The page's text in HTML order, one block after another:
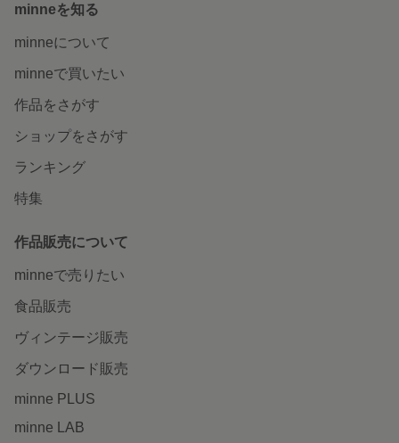
minneを知る
minneについて
minneで買いたい
作品をさがす
ショップをさがす
ランキング
特集
作品販売について
minneで売りたい
食品販売
ヴィンテージ販売
ダウンロード販売
minne PLUS
minne LAB